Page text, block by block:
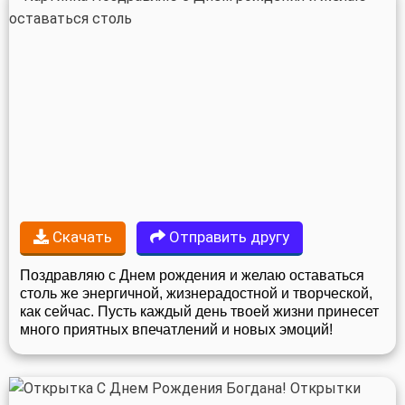
Скачать Отправить другу
Поздравляю с Днем рождения и желаю оставаться
столь же энергичной, жизнерадостной и творческой,
как сейчас. Пусть каждый день твоей жизни принесет
много приятных впечатлений и новых эмоций!